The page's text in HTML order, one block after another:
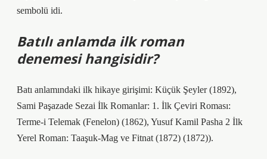
sembolü idi.
Batılı anlamda ilk roman
denemesi hangisidir?
Batı anlamındaki ilk hikaye girişimi: Küçük Şeyler (1892),
Sami Paşazade Sezai İlk Romanlar: 1. İlk Çeviri Roması:
Terme-i Telemak (Fenelon) (1862), Yusuf Kamil Pasha 2 İlk
Yerel Roman: Taaşuk-Mag ve Fitnat (1872) (1872)).